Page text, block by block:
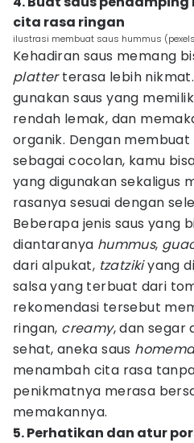
cita rasa ringan
ilustrasi membuat saus hummus
Kehadiran saus memang
platterterasa lebih
gunakan saus yang
rendah lemak, dan
organik. Dengan membuat
sebagai cocolan, kamu
yang digunakan sekaligus
rasanya sesuai dengan
Beberapa jenis saus yang
diantaranya hummus,
dari alpukat, tzatzikiyang
salsa yang terbuat dari
rekomendasi tersebut
ringan, creamy, dan segar
sehat, aneka saus
menambah cita rasa
penikmatnya merasa
memakannya.
5. Perhatikan dan atur